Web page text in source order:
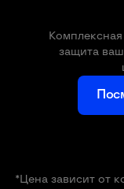
защита
*Цена зависит от